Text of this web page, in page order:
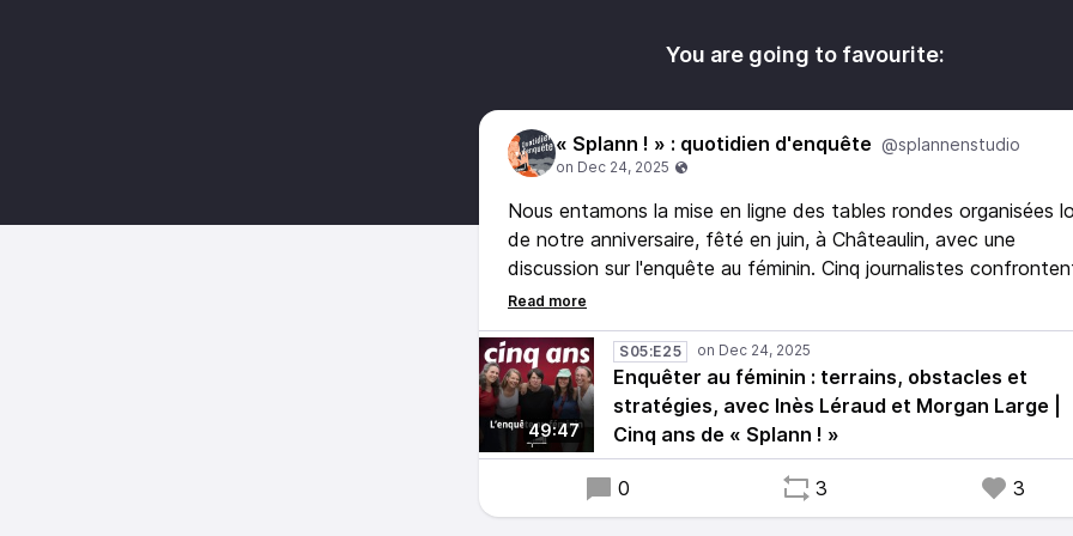
You are going to favourite:
« Splann ! » : quotidien d'enquête @splannenstudio
Nous entamons la mise en ligne des tables rondes organisées
de notre anniversaire, fêté en juin, à Châteaulin, avec une
discussion sur l'enquête au féminin. Cinq journalistes
leurs expériences : Inès Léraud, Morgan Large, Marianne
Nathalie Barbe et Catherine Le Gall.
Les anecdotes fusent et certaines rédactions en prennent
leur grade !
49:47
S05:E25
Enquêter au féminin : terrains, obstacles et
stratégies, avec Inès Léraud et Morgan Large |
Cinq ans de « Splann ! »
0 3 3